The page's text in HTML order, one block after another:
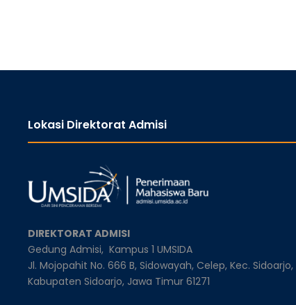
Lokasi Direktorat Admisi
DIREKTORAT ADMISI
Gedung Admisi, Kampus 1 UMSIDA
Jl. Mojopahit No. 666 B, Sidowayah, Celep, Kec. Sidoarjo,
Kabupaten Sidoarjo, Jawa Timur 61271